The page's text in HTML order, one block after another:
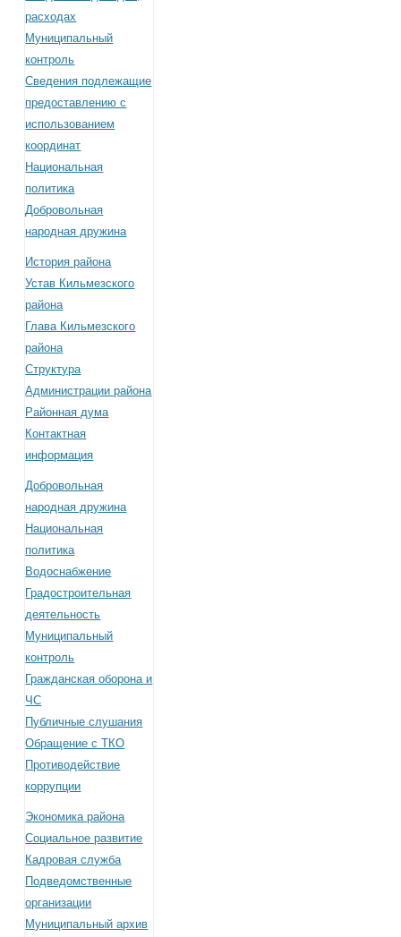
расходах
Муниципальный
контроль
Сведения подлежащие
предоставлению с
использованием
координат
Национальная
политика
Добровольная
народная дружина
История района
Устав Кильмезского
района
Глава Кильмезского
района
Структура
Администрации района
Районная дума
Контактная
информация
Добровольная
народная дружина
Национальная
политика
Водоснабжение
Градостроительная
деятельность
Муниципальный
контроль
Гражданская оборона и
ЧС
Публичные слушания
Обращение с ТКО
Противодействие
коррупции
Экономика района
Социальное развитие
Кадровая служба
Подведомственные
организации
Муниципальный архив